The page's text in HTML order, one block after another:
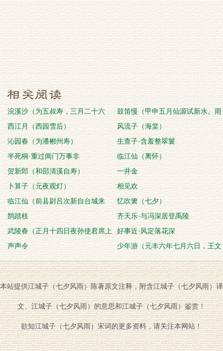
浣溪沙（为五叔寿，三月二十六
日）
鼓笛慢（甲申五月仙源试新水。雨
过丝生荷香袭
西江月（西园雪后）
风流子（海棠）
沁园春（为潘郴州寿）
生查子·含羞整翠鬟
半死桐·重过阊门万事非
临江仙（离怀）
贺新郎（和邵清溪自寿）
一井金
卜算子（元夜观灯）
相见欢
临江仙（前县尉吕次新自台城来
访，酌酒为劝）
忆吹箫（七夕）
鹊踏枝
齐天乐·与冯深居登禹陵
武陵春（正月十四日夜孙使君席上
观雪，继而月复
好事近·风定落花深
声声令
少年游（元丰六年七月六日，王文
甫家饮酿白酒，大
本站提供江城子（七夕风雨）陈著原文注释，附含江城子（七夕风雨）译
文、江城子（七夕风雨）的意思和江城子（七夕风雨）鉴赏！
欲知江城子（七夕风雨）宋词的更多资料，请关注本网站！